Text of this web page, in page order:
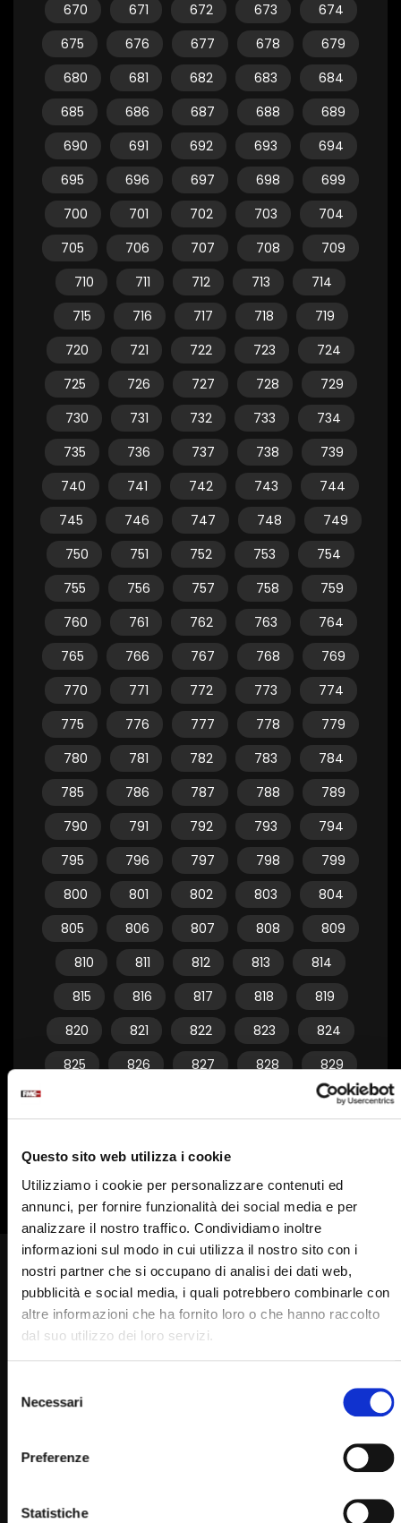
Questo sito web utilizza i cookie
Utilizziamo i cookie per personalizzare contenuti ed
annunci, per fornire funzionalità dei social media e per
analizzare il nostro traffico. Condividiamo inoltre
informazioni sul modo in cui utilizza il nostro sito con i
nostri partner che si occupano di analisi dei dati web,
pubblicità e social media, i quali potrebbero combinarle con
altre informazioni che ha fornito loro o che hanno raccolto
dal suo utilizzo dei loro servizi.
delNecessari
Preferenze
Statistiche
670
671 672 673
674
675
676 677 678
679
680
681 682 683
684
685
686 687 688
689
690
691 692 693
694
695
696 697 698
699
700
701 702 703
704
705
706 707 708
709
710
711 712 713
714
715
716 717 718
719
720
721 722 723
724
725
726 727 728
729
730
731 732 733
734
735
736 737 738
739
740
741 742 743
744
745
746 747 748
749
750
751 752 753
754
755
756 757 758
759
760
761 762 763
764
765
766 767 768
769
770
771 772 773
774
775
776 777 778
779
780
781 782 783
784
785
786 787 788
789
790
791 792 793
794
795
796 797 798
799
800
801 802 803
804
805
806 807 808
809
810
811 812 813
814
815
816 817 818
819
820
821 822 823
824
825
826 827 828
829
834
840
841
Padre Pio: “hai pregato poco,
continua a pregare”
STAFF 15/03/2024 0